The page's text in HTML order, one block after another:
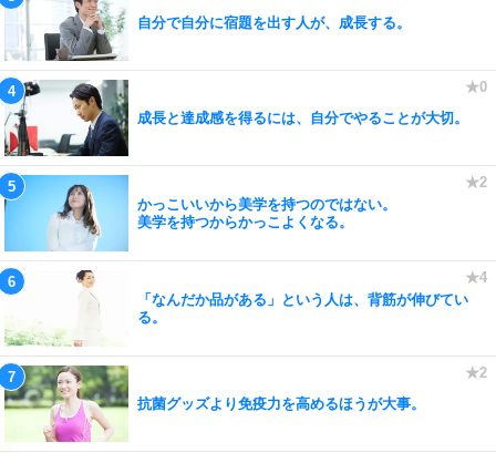
自分で自分に宿題を出す人が、成長する。
成長と達成感を得るには、自分でやることが大切。
かっこいいから美学を持つのではない。
美学を持つからかっこよくなる。
「なんだか品がある」という人は、背筋が伸びてい
る。
抗菌グッズより免疫力を高めるほうが大事。